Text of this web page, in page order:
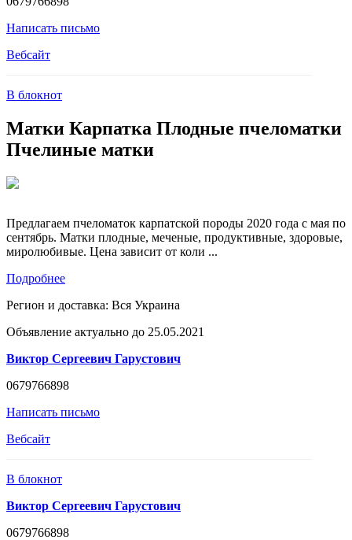
Написать письмо
Вебсайт
В блокнот
Матки Карпатка Плодные пчеломатки
Пчелиные матки
Предлагаем пчеломаток карпатской породы 2020 года с мая по
сентябрь. Матки плодные, меченые, продуктивные, здоровые,
миролюбивые. Цена зависит от коли ...
Подробнее
Регион и доставка: Вся Украина
Объявление актуально до 25.05.2021
Виктор Сергеевич Гарустович
0679766898
Написать письмо
Вебсайт
В блокнот
Виктор Сергеевич Гарустович
0679766898